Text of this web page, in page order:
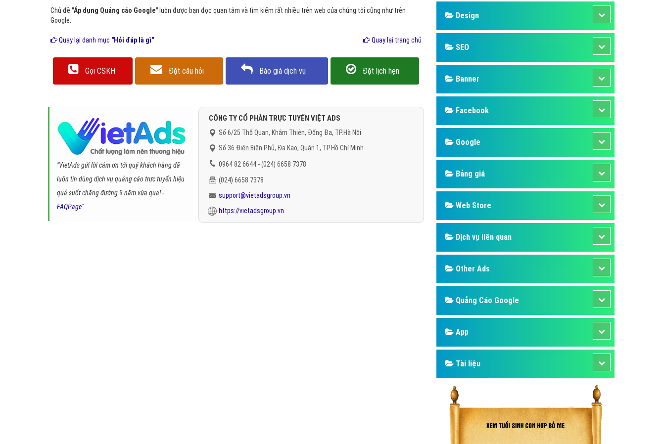
Quảng cáo Youtube
Dịch vụ quảng cáo Youtube
Dịch vụ quảng cáo Cốc Cốc
Dịch vụ quảng cáo Tiktok
Dịch vụ quảng cáo Zalo
Định nghĩa
Nghĩa là gì
Phần mềm ứng dụng hay
Chủ đề "Áp dụng Quảng cáo Google" luôn được bạn đọc quan tâm và tìm kiếm rất nhiều trên web của chúng tôi cũng như trên
Google.
Quay lại danh mục "Hỏi đáp là gì" Quay lại trang chủ
Gọi CSKH Đặt câu hỏi Báo giá dịch vụ Đặt lịch hẹn
"VietAds gửi lời cảm ơn tới quý khách hàng đã
luôn tin dùng dịch vụ quảng cáo trực tuyến hiệu
quả suốt chặng đường 9 năm vừa qua! -
FAQPage"
CÔNG TY CỔ PHẦN TRỰC TUYẾN VIỆT ADS
Số 6/25 Thổ Quan, Khâm Thiên, Đống Đa, TP.Hà Nội
Số 36 Điện Biên Phủ, Đa Kao, Quận 1, TP.Hồ Chí Minh
0964 82 6644 - (024) 6658 7378
(024) 6658 7378
support@vietadsgroup.vn
https://vietadsgroup.vn
Design
SEO
Banner
Facebook
Google
Bảng giá
Web Store
Dịch vụ liên quan
Other Ads
Quảng Cáo Google
App
Tài liệu